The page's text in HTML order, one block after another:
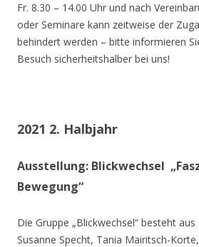
Fr. 8.30 – 14.00 Uhr und nach
oder Seminare kann zeitweise der
behindert werden – bitte informieren
Besuch sicherheitshalber bei uns!
2021 2. Halbjahr
Ausstellung: Blickwechsel
Bewegung“
Die Gruppe „Blickwechsel“ besteht
Susanne Specht, Tania Mairitsch-